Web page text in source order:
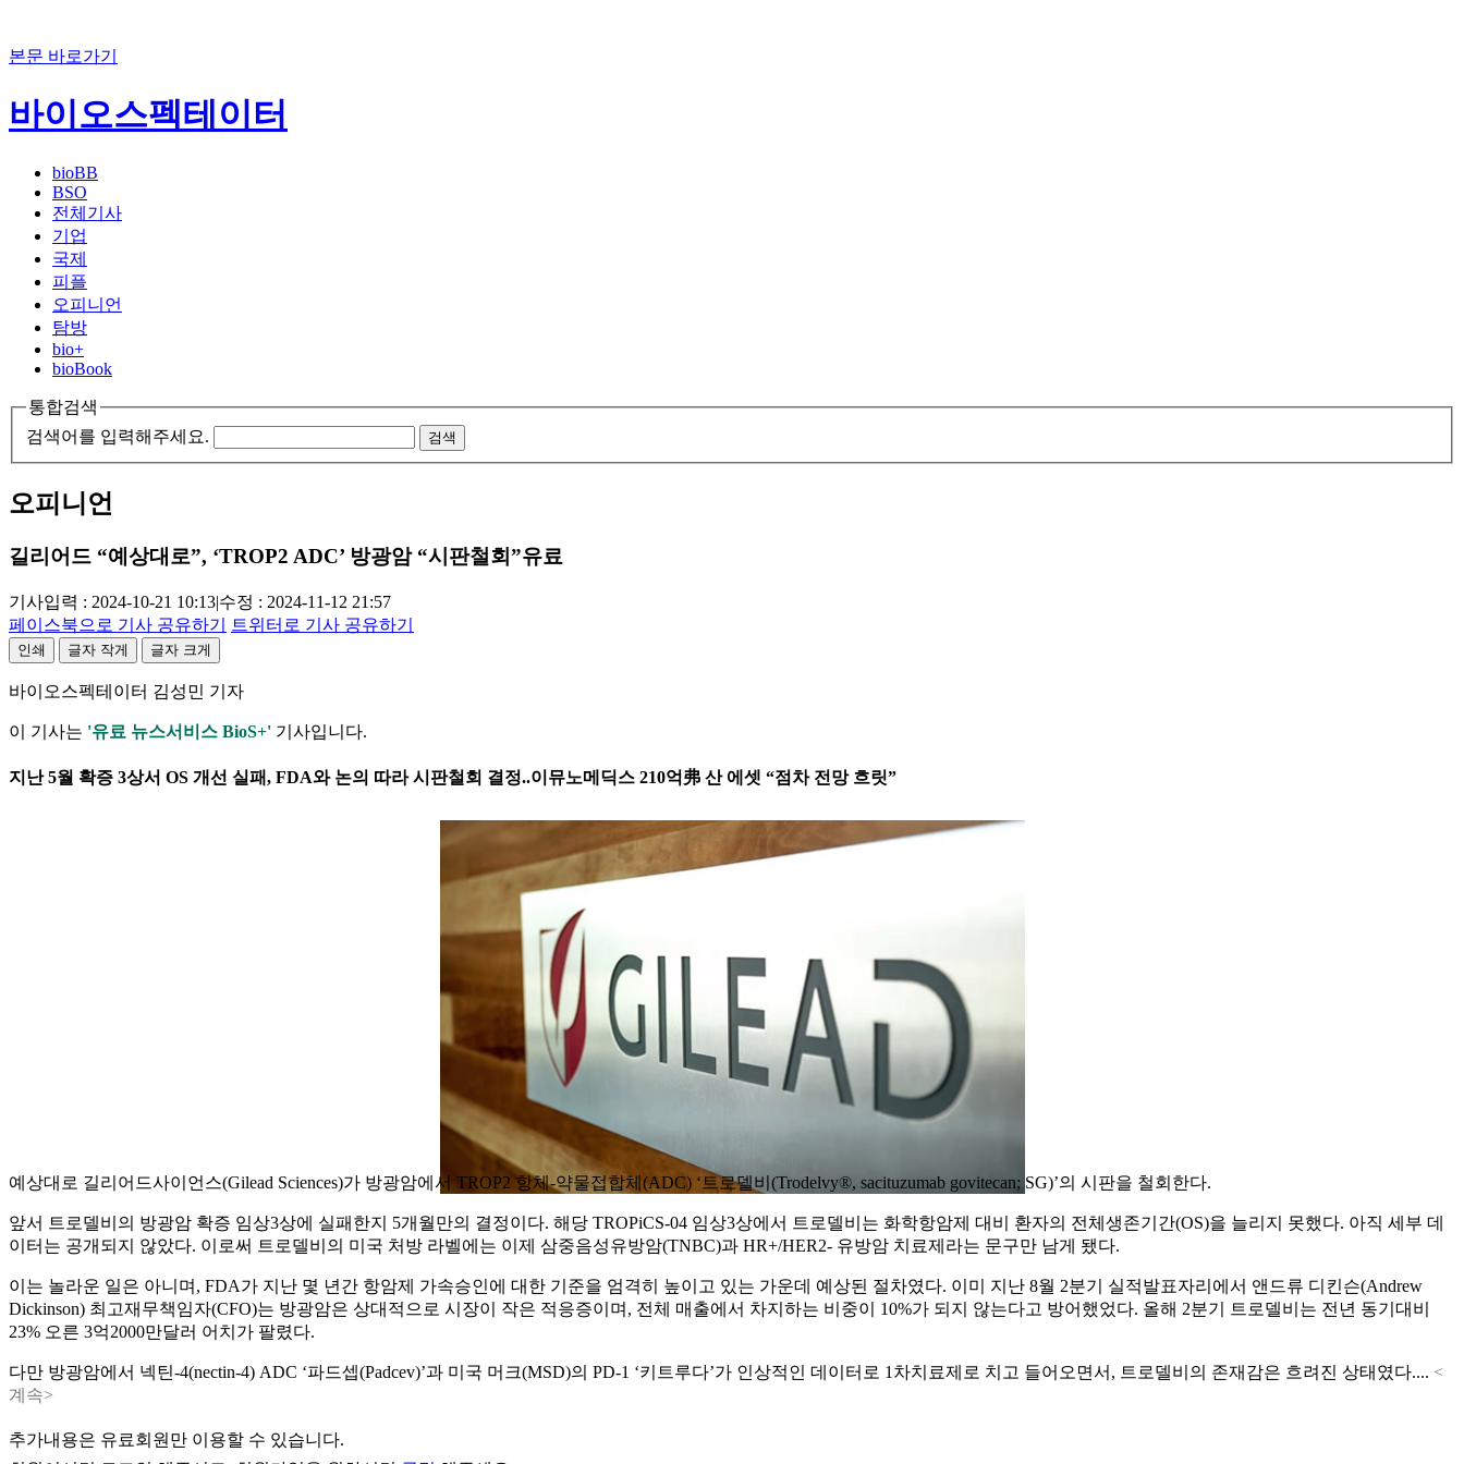
본문 바로가기
바이오스펙테이터
bioBB
BSO
전체기사
기업
국제
피플
오피니언
탐방
bio+
bioBook
통합검색
검색어를 입력해주세요.
검색
오피니언
길리어드 “예상대로”, ‘TROP2 ADC’ 방광암 “시판철회”유료
기사입력 : 2024-10-21 10:13|수정 : 2024-11-12 21:57
페이스북으로 기사 공유하기
트위터로 기사 공유하기
인쇄 글자 작게 글자 크게
바이오스펙테이터 김성민 기자
이 기사는 '유료 뉴스서비스 BioS+' 기사입니다.
지난 5월 확증 3상서 OS 개선 실패, FDA와 논의 따라 시판철회 결정..이뮤노메딕스 210억弗 산 에셋 “점차 전망 흐릿”
예상대로 길리어드사이언스(Gilead Sciences)가 방광암에서 TROP2 항체-약물접합체(ADC) ‘트로델비(Trodelvy®, sacituzumab govitecan; SG)’의 시판을 철회한다.
앞서 트로델비의 방광암 확증 임상3상에 실패한지 5개월만의 결정이다. 해당 TROPiCS-04 임상3상에서 트로델비는 화학항암제 대비 환자의 전체생존기간(OS)을 늘리지 못했다. 아직 세부 데
이터는 공개되지 않았다. 이로써 트로델비의 미국 처방 라벨에는 이제 삼중음성유방암(TNBC)과 HR+/HER2- 유방암 치료제라는 문구만 남게 됐다.
이는 놀라운 일은 아니며, FDA가 지난 몇 년간 항암제 가속승인에 대한 기준을 엄격히 높이고 있는 가운데 예상된 절차였다. 이미 지난 8월 2분기 실적발표자리에서 앤드류 디킨슨(Andrew
Dickinson) 최고재무책임자(CFO)는 방광암은 상대적으로 시장이 작은 적응증이며, 전체 매출에서 차지하는 비중이 10%가 되지 않는다고 방어했었다. 올해 2분기 트로델비는 전년 동기대비
23% 오른 3억2000만달러 어치가 팔렸다.
다만 방광암에서 넥틴-4(nectin-4) ADC ‘파드셉(Padcev)’과 미국 머크(MSD)의 PD-1 ‘키트루다’가 인상적인 데이터로 1차치료제로 치고 들어오면서, 트로델비의 존재감은 흐려진 상태였다.... <
계속>
추가내용은 유료회원만 이용할 수 있습니다.